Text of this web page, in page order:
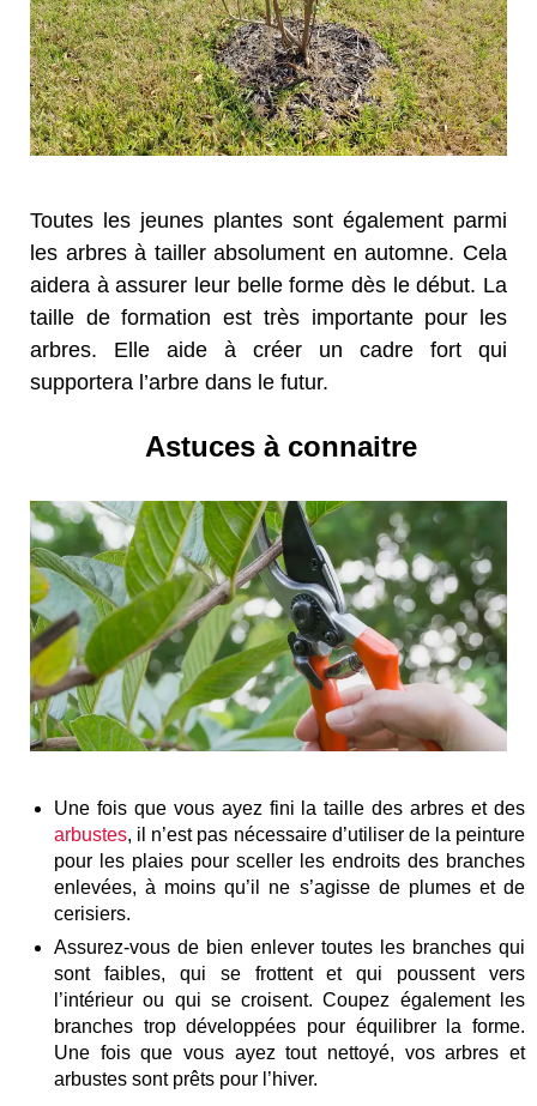
Toutes les jeunes plantes sont également parmi
les arbres à tailler absolument en automne. Cela
aidera à assurer leur belle forme dès le début. La
taille de formation est très importante pour les
arbres. Elle aide à créer un cadre fort qui
supportera l’arbre dans le futur.
Astuces à connaitre
Une fois que vous ayez fini la taille des arbres et des
arbustes, il n’est pas nécessaire d’utiliser de la peinture
pour les plaies pour sceller les endroits des branches
enlevées, à moins qu’il ne s’agisse de plumes et de
cerisiers.
Assurez-vous de bien enlever toutes les branches qui
sont faibles, qui se frottent et qui poussent vers
l’intérieur ou qui se croisent. Coupez également les
branches trop développées pour équilibrer la forme.
Une fois que vous ayez tout nettoyé, vos arbres et
arbustes sont prêts pour l’hiver.